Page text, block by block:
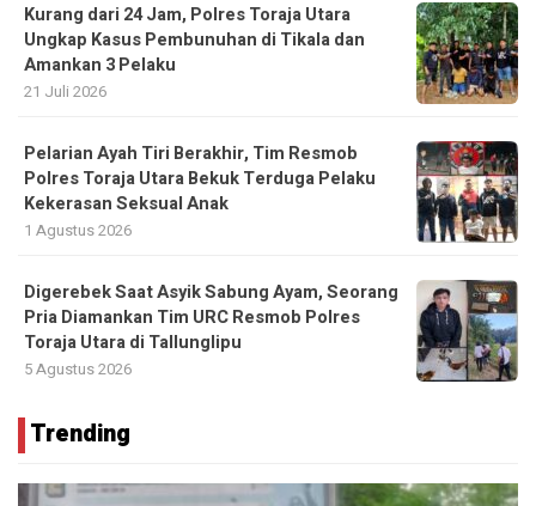
Kurang dari 24 Jam, Polres Toraja Utara
Ungkap Kasus Pembunuhan di Tikala dan
Amankan 3 Pelaku
21 Juli 2026
Pelarian Ayah Tiri Berakhir, Tim Resmob
Polres Toraja Utara Bekuk Terduga Pelaku
Kekerasan Seksual Anak
1 Agustus 2026
Digerebek Saat Asyik Sabung Ayam, Seorang
Pria Diamankan Tim URC Resmob Polres
Toraja Utara di Tallunglipu ​
5 Agustus 2026
Trending